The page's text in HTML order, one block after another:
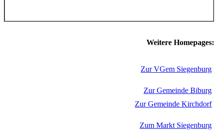
Weitere Homepages:
Zur VGem Siegenburg
Zur Gemeinde Biburg
Zur Gemeinde Kirchdorf
Zum Markt Siegenburg